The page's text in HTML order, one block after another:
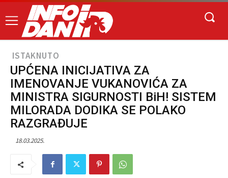
ISTAKNUTO
UPĆENA INICIJATIVA ZA
IMENOVANJE VUKANOVIĆA ZA
MINISTRA SIGURNOSTI BiH! SISTEM
MILORADA DODIKA SE POLAKO
RAZGRAĐUJE
18.03.2025.